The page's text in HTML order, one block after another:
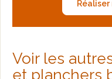
Voir les
et planchers